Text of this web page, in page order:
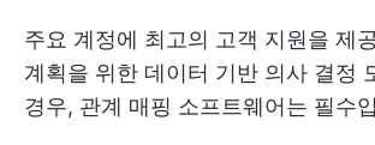
주요 계정에 최고의 고객 지원을 제
계획을 위한 데이터 기반 의사 결정
경우, 관계 매핑 소프트웨어는 필수